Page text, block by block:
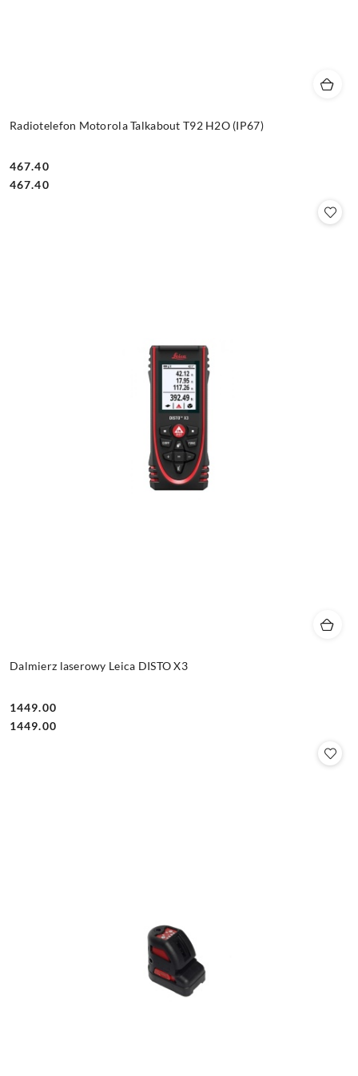
Radiotelefon Motorola Talkabout T92 H2O (IP67)
Cena:
467.40
Cena:
467.40
Dalmierz laserowy Leica DISTO X3
Cena:
1449.00
Cena:
1449.00